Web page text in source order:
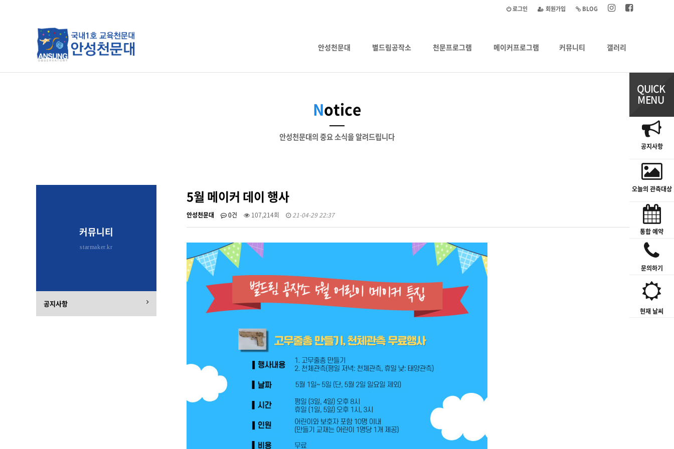
BLOG
회원가입
로그인
안성천문대 별드림공작소 천문프로그램 메이커프로그램 커뮤니티
하위분류
갤러리
공지사항
오늘의 관측대상
통합 예약
문의하기
현재 날씨
Notice
안성천문대의 중요 소식을 알려드립니다
5월 메이커 데이 행사
안성천문대 0건 107,214회 21-04-29 22:37
커뮤니티
starmaker.kr
공지사항